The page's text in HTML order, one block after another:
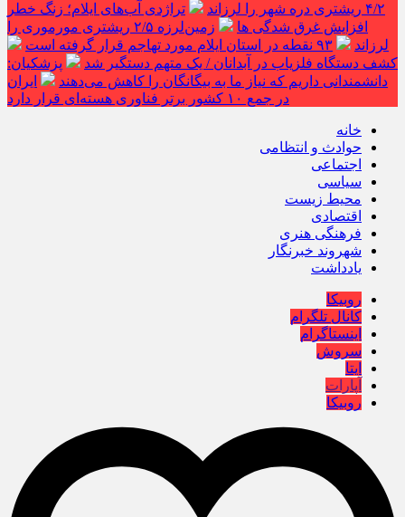
۴/۲ ریشتری دره شهر را لرزاند
تراژدی آب‌های ایلام؛ زنگ خطر
افزایش غرق شدگی ها
زمین‌لرزه ۲/۵ ریشتری مورموری را
لرزاند
۹۳ نقطه در استان ایلام مورد تهاجم قرار گرفته است
کشف دستگاه فلزیاب در آبدانان / یک متهم دستگیر شد
پزشکیان:
دانشمندانی داریم که نیاز ما به بیگانگان را کاهش می‌دهند
ایران
در جمع ۱۰ کشور برتر فناوری هسته‌ای قرار دارد
خانه
حوادث و انتظامی
اجتماعی
سیاسی
محیط زیست
اقتصادی
فرهنگی هنری
شهروند خبرنگار
یادداشت
روبیکا
کانال تلگرام
اینستاگرام
سروش
ایتا
آپارات
روبیکا